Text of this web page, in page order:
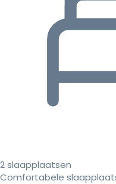
2 slaapplaatsen
Comfortabele